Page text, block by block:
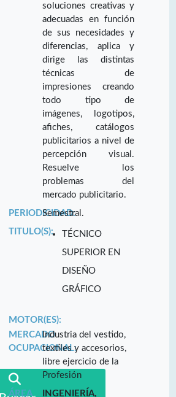
soluciones creativas y
adecuadas en función
de sus necesidades y
diferencias, aplica y
dirige las distintas
técnicas de
impresiones creando
todo tipo de
imágenes, logotipos,
afiches, catálogos
publicitarios a nivel de
percepción visual.
Resuelve los
problemas del
mercado publicitario.
PERIODICIDAD:
Semestral.
TITULO(S):
TÉCNICO
SUPERIOR EN
DISEÑO
GRÁFICO
MOTOR(ES):
MERCADO
OCUPACIONAL:
Industria del vestido,
textiles y accesorios,
libre ejercicio de la
Profesión
ÁREA
INGENIERÍA,